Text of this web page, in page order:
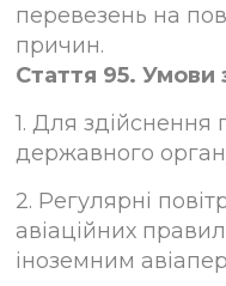
перевезень на
причин.
Стаття 95. Умови
1. Для здійснення
державного
2. Регулярні
авіаційних
іноземним